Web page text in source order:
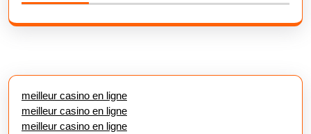
meilleur casino en ligne
meilleur casino en ligne
meilleur casino en ligne